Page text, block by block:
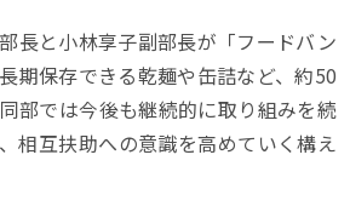
長と小林享子副部長が「フードバン
期保存できる乾麺や缶詰など、約50
部では今後も継続的に取り組みを続
相互扶助への意識を高めていく構え